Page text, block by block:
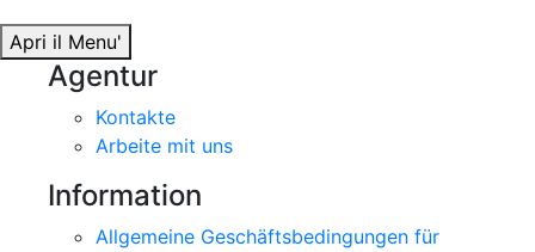
Apri il Menu'
Agentur
Kontakte
Arbeite mit uns
Information
Allgemeine Geschäftsbedingungen für